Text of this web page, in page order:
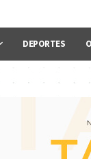
DEPORTES